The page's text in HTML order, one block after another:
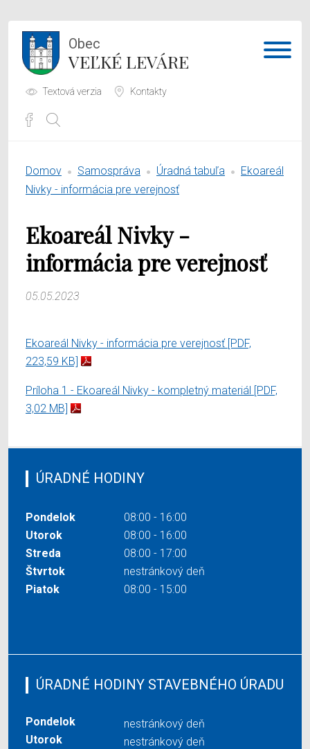
Obec
VEĽKÉ LEVÁRE
Textová verzia Kontakty
Samospráva
O obci
Domov Samospráva Úradná tabuľa
Ekoareál
Nivky - informácia pre verejnosť
Ekoareál Nivky -
informácia pre verejnosť
05.05.2023
Ekoareál Nivky - informácia pre verejnosť [PDF,
223,59 KB]
Príloha 1 - Ekoareál Nivky - kompletný materiál [PDF,
3,02 MB]
ÚRADNÉ HODINY
Pondelok
08:00 - 16:00
Utorok
08:00 - 16:00
Streda
08:00 - 17:00
Štvrtok
nestránkový deň
Piatok
08:00 - 15:00
ÚRADNÉ HODINY STAVEBNÉHO ÚRADU
Pondelok
nestránkový deň
Utorok
nestránkový deň